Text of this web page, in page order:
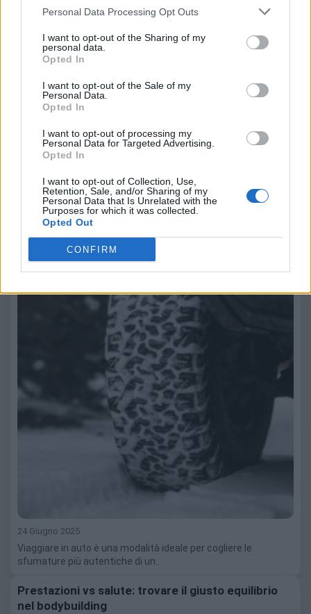
Personal Data Processing Opt Outs
I want to opt-out of the Sharing of my
personal data.
Opted In
I want to opt-out of the Sale of my
Personal Data.
Opted In
I want to opt-out of processing my
Personal Data for Targeted Advertising.
Opted In
I want to opt-out of Collection, Use,
Retention, Sale, and/or Sharing of my
Personal Data that Is Unrelated with the
Purposes for which it was collected.
Opted Out
CONFIRM
15 Ottobre 2025
impegni, notifiche sul…
Nord Italia e non solo: consigli per un tour in auto
24 Giugno 2025
Viaggiare in auto è una modalità ideale per cogliere le
sfumature più autentiche di un…
Prestazioni vs salute: trovare il giusto equilibrio
nel bodybuilding